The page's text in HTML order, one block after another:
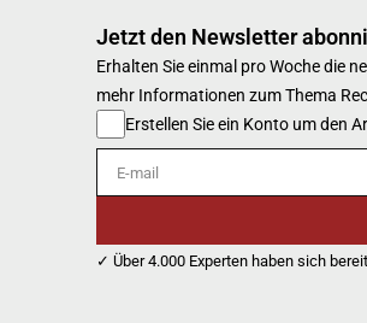
Jetzt den Newsletter
Erhalten Sie einmal pro Woche die
mehr Informationen zum Thema
Erstellen Sie ein Konto um den
E-mail
✓ Über 4.000 Experten haben sich